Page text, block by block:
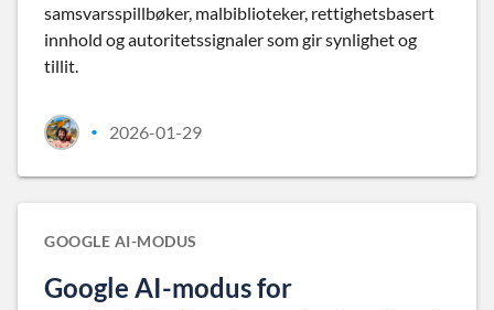
samsvarsspillbøker, malbiblioteker, rettighetsbasert
innhold og autoritetssignaler som gir synlighet og
tillit.
• 2026-01-29
GOOGLE AI-MODUS
Google AI-modus for